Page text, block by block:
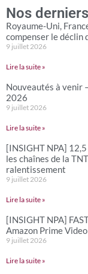
Nos
Royaume-Uni,
compenser le déclin
9 juillet 2026
Lire la suite »
Nouveautés à venir
2026
9 juillet 2026
Lire la suite »
[INSIGHT NPA]
les chaînes de la
ralentissement
9 juillet 2026
Lire la suite »
[INSIGHT NPA]
Amazon Prime
9 juillet 2026
Lire la suite »